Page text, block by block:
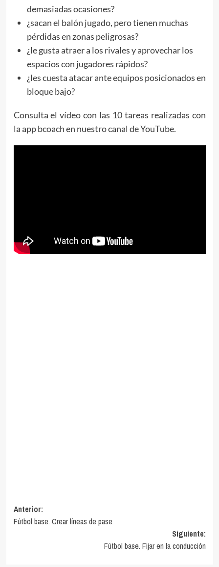
demasiadas ocasiones?
¿sacan el balón jugado, pero tienen muchas
pérdidas en zonas peligrosas?
¿le gusta atraer a los rivales y aprovechar los
espacios con jugadores rápidos?
¿les cuesta atacar ante equipos posicionados en
bloque bajo?
Consulta el vídeo con las 10 tareas realizadas con
la app bcoach en nuestro canal de YouTube.
Navegación
de
Anterior:
Fútbol base. Crear líneas de pase
Siguiente:
Fútbol base. Fijar en la conducción